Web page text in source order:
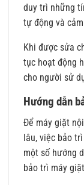
duy trì những
tự động và
Khi được sửa
tục hoạt động
cho người sử
Hướng dẫn
Để máy giặt
lâu, việc bảo
một số hướng
bảo trì máy